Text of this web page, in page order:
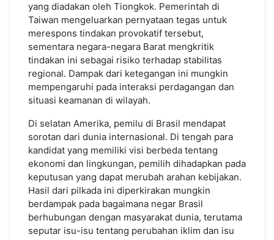
yang diadakan oleh Tiongkok. Pemerintah di
Taiwan mengeluarkan pernyataan tegas untuk
merespons tindakan provokatif tersebut,
sementara negara-negara Barat mengkritik
tindakan ini sebagai risiko terhadap stabilitas
regional. Dampak dari ketegangan ini mungkin
mempengaruhi pada interaksi perdagangan dan
situasi keamanan di wilayah.
Di selatan Amerika, pemilu di Brasil mendapat
sorotan dari dunia internasional. Di tengah para
kandidat yang memiliki visi berbeda tentang
ekonomi dan lingkungan, pemilih dihadapkan pada
keputusan yang dapat merubah arahan kebijakan.
Hasil dari pilkada ini diperkirakan mungkin
berdampak pada bagaimana negar Brasil
berhubungan dengan masyarakat dunia, terutama
seputar isu-isu tentang perubahan iklim dan isu